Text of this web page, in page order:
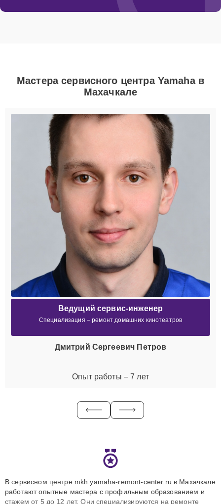
Мастера сервисного центра Yamaha в
Махачкале
Ведущий сервис-инженер
Специализация – ремонт домашних кинотеатров
Дмитрий Сергеевич Петров
Опыт работы – 7 лет
В сервисном центре mkh.yamaha-remont-center.ru в Махачкале
работают опытные мастера с профильным образованием и
стажем от 5 до 12 лет. Они специализируются на ремонте